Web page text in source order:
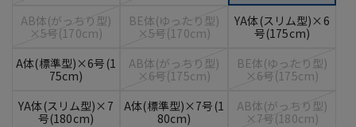
AB体(がっちり型)
×5号(170cm)
BE体(ゆったり型)
×5号(170cm)
YA体(スリム型)×6
号(175cm)
A体(標準型)×6号(1
75cm)
AB体(がっちり型)
×6号(175cm)
BE体(ゆったり型)
×6号(175cm)
YA体(スリム型)×7
号(180cm)
A体(標準型)×7号(1
80cm)
AB体(がっちり型)
×7号(180cm)